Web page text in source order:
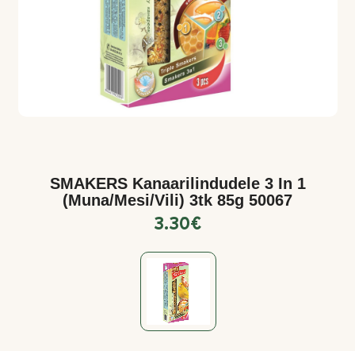
SMAKERS Kanaarilindudele 3 In 1
(muna/mesi/vili) 3tk 85g 50067
3.30€